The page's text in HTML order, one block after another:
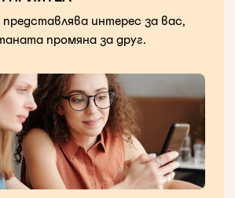
интерес за вас,
промяна за друг.